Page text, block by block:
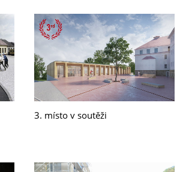
3. místo v soutěži